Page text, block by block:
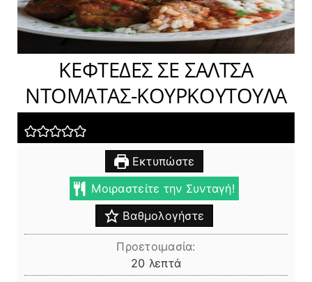
ΚΕΦΤΕΔΕΣ ΣΕ ΣΑΛΤΣΑ
ΝΤΟΜΑΤΑΣ-ΚΟΥΡΚΟΥΤΟΥΛΑ
Εκτυπώστε
Μοιραστείτε την Συνταγή!
Βαθμολογήστε
Προετοιμασία:
20 λεπτά
λεπτά